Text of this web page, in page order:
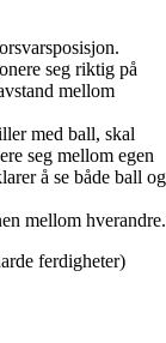
seg riktig på
mellom
med ball, skal
seg mellom egen
å se både ball og
mellom hverandre.
ferdigheter)